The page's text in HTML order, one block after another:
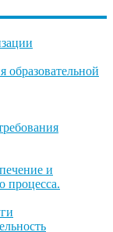
образовательной
и
процесса.